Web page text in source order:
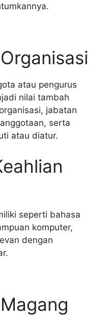
atau pengurus
nilai tambah
jabatan
serta
atau diatur.
seperti bahasa
komputer,
dengan